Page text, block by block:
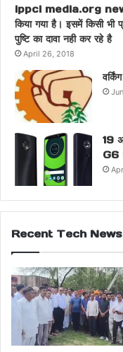
ippci media.org
किया गया है। इसमें किसी
पुष्टि का दावा नही कर रहे है
April 26, 2018
19
G6
Recent Tech News